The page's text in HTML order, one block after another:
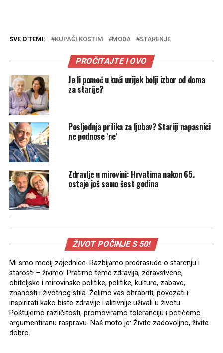
SVE O TEMI: KUPAĆI KOSTIM MODA STARENJE
PROČITAJTE I OVO
Je li pomoć u kući uvijek bolji izbor od doma
za starije?
Posljednja prilika za ljubav? Stariji napasnici
ne podnose ‘ne’
Zdravlje u mirovini: Hrvatima nakon 65.
ostaje još samo šest godina
.
ŽIVOT POČINJE S 50!
Mi smo medij zajednice. Razbijamo predrasude o starenju i
starosti – živimo. Pratimo teme zdravlja, zdravstvene,
obiteljske i mirovinske politike, politike, kulture, zabave,
znanosti i životnog stila. Želimo vas ohrabriti, povezati i
inspirirati kako biste zdravije i aktivnije uživali u životu.
Poštujemo različitosti, promoviramo toleranciju i potičemo
argumentiranu raspravu. Naš moto je: Živite zadovoljno, živite
dobro.